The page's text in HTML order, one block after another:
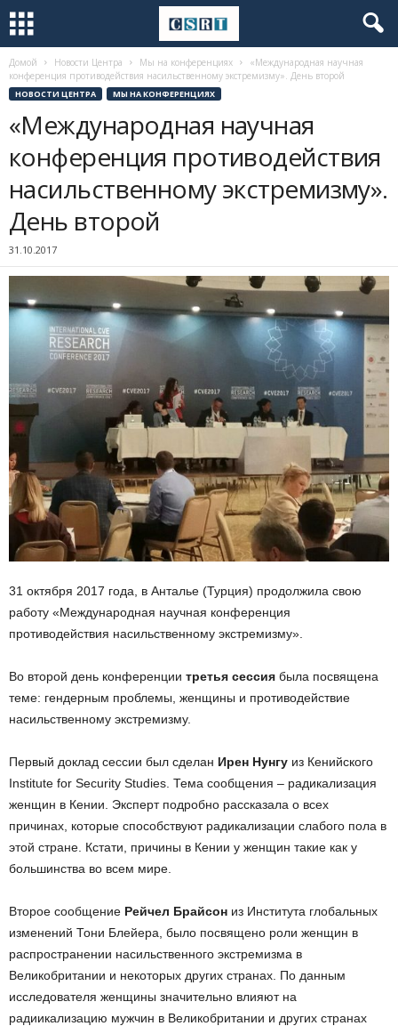
Домой Новости Центра Мы на конференциях
«Международная научная
конференция противодействия насильственному экстремизму». День второй
НОВОСТИ ЦЕНТРА МЫ НА КОНФЕРЕНЦИЯХ
«Международная научная
конференция противодействия
насильственному экстремизму».
День второй
31.10.2017
31 октября 2017 года, в Анталье (Турция) продолжила свою
работу «Международная научная конференция
противодействия насильственному экстремизму».
Во второй день конференции третья сессия была посвящена
теме: гендерным проблемы, женщины и противодействие
насильственному экстремизму.
Первый доклад сессии был сделан Ирен Нунгу из Кенийского
Institute for Security Studies. Тема сообщения – радикализация
женщин в Кении. Эксперт подробно рассказала о всех
причинах, которые способствуют радикализации слабого пола в
этой стране. Кстати, причины в Кении у женщин такие как у
большинства во всем мире.
Второе сообщение Рейчел Брайсон из Института глобальных
изменений Тони Блейера, было посвящено роли женщин в
распространении насильственного экстремизма в
Великобритании и некоторых других странах. По данным
исследователя женщины значительно влияют на
радиикализацию мужчин в Великобритании и других странах